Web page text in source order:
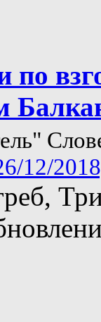
по
12/